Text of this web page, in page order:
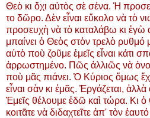
Θεὸ κι ὄχι αὐτὸς σὲ σένα. Ἡ
το δῶρο. Δὲν εἶναι εὔκολο νὰ τὸ
προσευχὴ νὰ τὸ καταλάβω κι ἐγὼ
μπαίνει ὁ Θεὸς στὸν τρελὸ ρυθμό
αὐτὸ ποὺ ζοῦμε ἐμεῖς εἶναι κάτι
ἀρρωστημένο. Πῶς ἀλλιῶς νὰ
ποὺ μᾶς πιάνει. Ὁ Κύριος ὅμως
εἶναι σὰν κι ἐμᾶς. Ἐργάζεται,
Ἐμεῖς θέλουμε ἐδῶ καὶ τώρα. Κι ὁ
κοιτᾶτε νὰ διδαχτεῖτε ἀπ' τὸν